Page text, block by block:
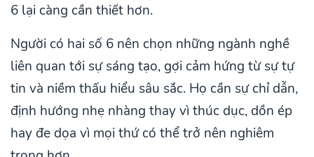
6 lại càng cần thiết hơn.
Người có hai số 6 nên chọn những ngành nghề
liên quan tới sự sáng tạo, gợi cảm hứng từ sự tự
tin và niềm thấu hiểu sâu sắc. Họ cần sự chỉ dẫn,
định hướng nhẹ nhàng thay vì thúc dục, dồn ép
hay đe dọa vì mọi thứ có thể trở nên nghiêm